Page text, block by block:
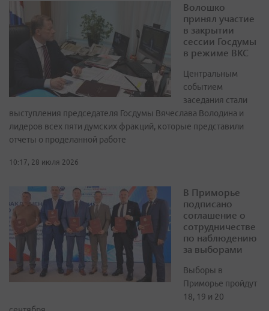
Волошко
принял участие
в закрытии
сессии Госдумы
в режиме ВКС
Центральным
событием
заседания стали
выступления председателя Госдумы Вячеслава Володина и
лидеров всех пяти думских фракций, которые представили
отчеты о проделанной работе
10:17, 28 июля 2026
В Приморье
подписано
соглашение о
сотрудничестве
по наблюдению
за выборами
Выборы в
Приморье пройдут
18, 19 и 20